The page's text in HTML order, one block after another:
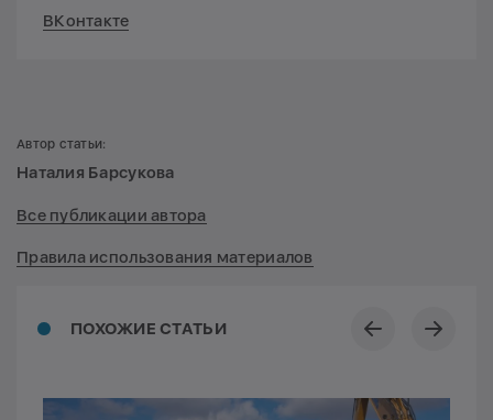
ВКонтакте
ПОХОЖИЕ СТАТЬИ
Автор статьи:
Наталия Барсукова
Все публикации автора
Правила использования материалов